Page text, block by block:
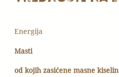
Masti
od kojih zasićene masne kiseline